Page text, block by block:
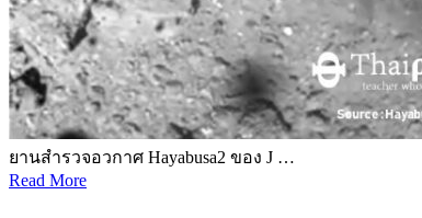
ยานสำรวจอวกาศ Hayabusa2 ของ J …
Read More